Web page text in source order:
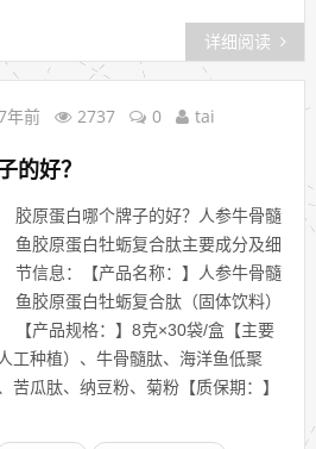
详细阅读
年前 2737 0 tai
的好？
胶原蛋白哪个牌子的好？人参牛骨髓
鱼胶原蛋白牡蛎复合肽主要成分及细
节信息：【产品名称：】人参牛骨髓
鱼胶原蛋白牡蛎复合肽（固体饮料）
【产品规格：】8克×30袋/盒【主要
工种植）、牛骨髓肽、海洋鱼低聚
苦瓜肽、纳豆粉、菊粉【质保期：】